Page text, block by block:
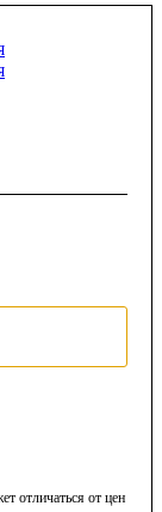
отличаться от цен